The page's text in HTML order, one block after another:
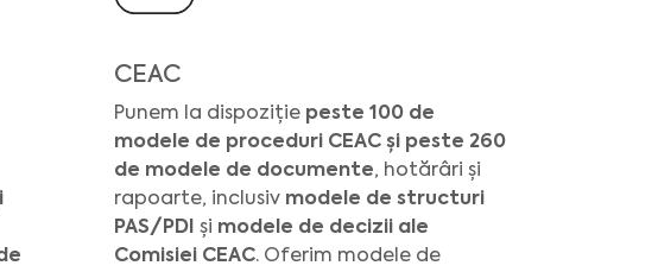
CEAC
Punem la dispoziție peste 100 de
modele de proceduri CEAC și peste 260
de modele de documente, hotărâri și
rapoarte, inclusiv modele de structuri
PAS/PDI și modele de decizii ale
Comisiei CEAC. Oferim modele de